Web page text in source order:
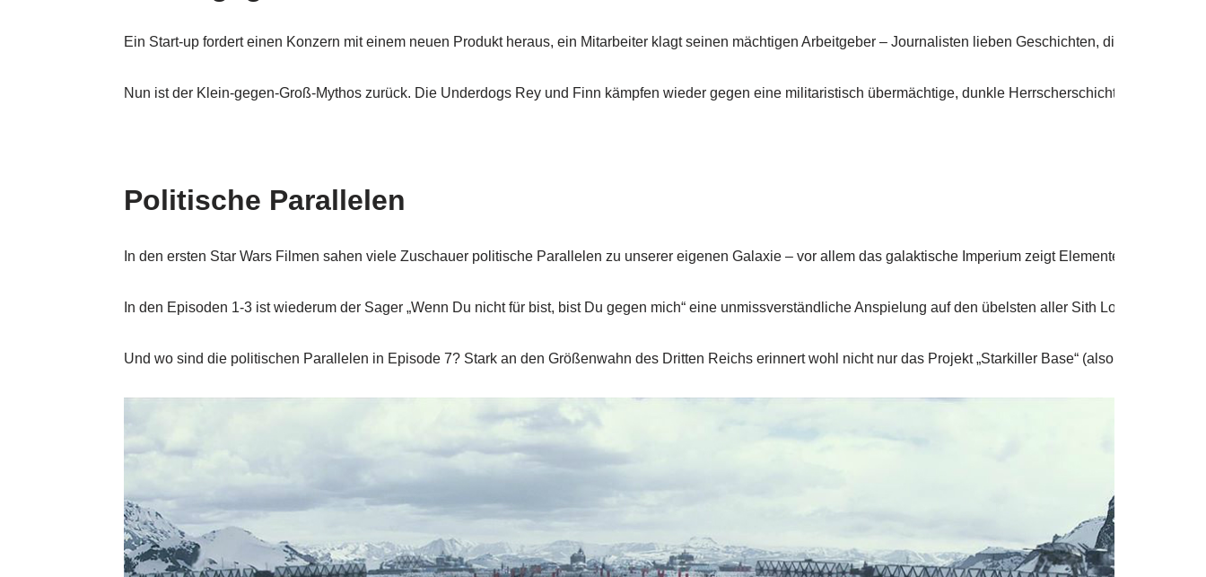
Ein Start-up fordert einen Konzern mit einem neuen Produkt heraus, ein Mitarbeiter klagt seinen mächtigen Arbeitgeber – Journalisten lieben Geschichten, die nach
Nun ist der Klein-gegen-Groß-Mythos zurück. Die Underdogs Rey und Finn kämpfen wieder gegen eine militaristisch übermächtige, dunkle Herrscherschicht. Han
Politische Parallelen
In den ersten Star Wars Filmen sahen viele Zuschauer politische Parallelen zu unserer eigenen Galaxie – vor allem das galaktische Imperium zeigt Elemente des
In den Episoden 1-3 ist wiederum der Sager „Wenn Du nicht für bist, bist Du gegen mich“ eine unmissverständliche Anspielung auf den übelsten aller Sith Lords,
Und wo sind die politischen Parallelen in Episode 7? Stark an den Größenwahn des Dritten Reichs erinnert wohl nicht nur das Projekt „Starkiller Base“ (also der neue,